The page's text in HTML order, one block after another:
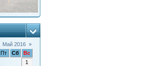
Май 2016 »
Пт Сб
Вс
1